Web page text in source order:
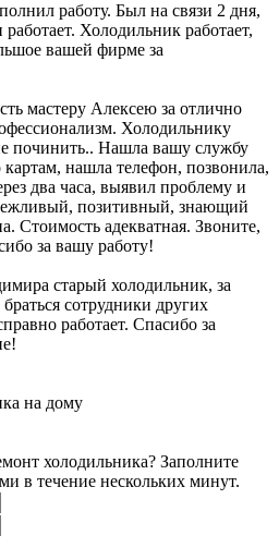
работу. Был на связи 2 дня,
Холодильник работает,
вашей фирме за
мастеру Алексею за отлично
Холодильнику
починить.. Нашла вашу службу
нашла телефон, позвонила,
два часа, выявил проблему и
позитивный, знающий
Стоимость адекватная. Звоните,
за вашу работу!
старый холодильник, за
сотрудники других
работает. Спасибо за
холодильника? Заполните
в течение нескольких минут.